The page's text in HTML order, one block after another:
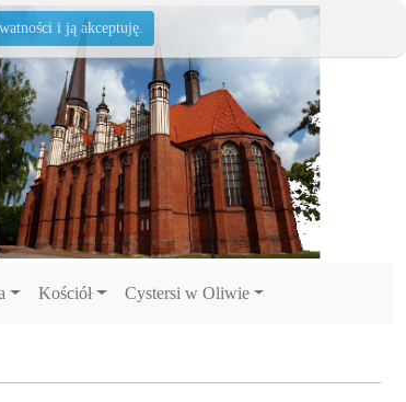
Kościół Cystersi w Oliwie
i ją akceptuję.